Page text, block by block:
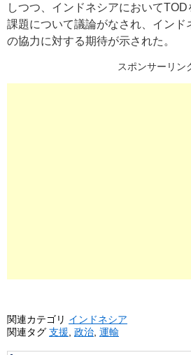
しつつ、インドネシアにおいて
課題について議論がなされ、インド
の協力に対する期待が示された。
スポンサーリン
関連カテゴリ インドネシア
関連タグ 支援 政治 運輸